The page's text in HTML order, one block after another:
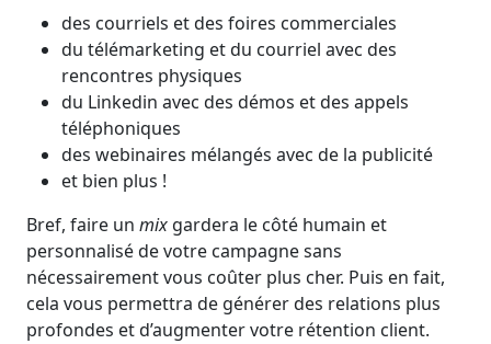
des courriels et des foires commerciales
du télémarketing et du courriel avec des
rencontres physiques
du Linkedin avec des démos et des appels
téléphoniques
des webinaires mélangés avec de la publicité
et bien plus !
Bref, faire un mix gardera le côté humain et
personnalisé de votre campagne sans
nécessairement vous coûter plus cher. Puis en fait,
cela vous permettra de générer des relations plus
profondes et d’augmenter votre rétention client.